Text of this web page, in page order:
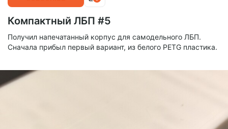
Компактный ЛБП #5
Получил напечатанный корпус для самодельного ЛБП.
Сначала прибыл первый вариант, из белого PETG пластика.